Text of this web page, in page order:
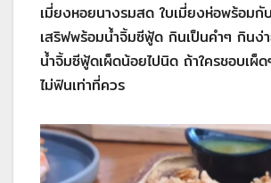
เมี่ยงหอยนางรมสด ใบเมี่ยงห่อพร้อมกั
เสริฟพร้อมน้ำจิ้มซีฟู้ด กินเป็นคำๆ กินง่
น้ำจิ้มซีฟู้ดเผ็ดน้อยไปนิด ถ้าใครชอบเผ็
ไม่ฟินเท่าที่ควร